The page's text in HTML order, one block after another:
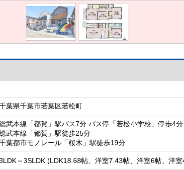
葉県千葉市若葉区若松町
武本線「都賀」駅バス7分 バス停「若松小学校」停歩4分
武本線「都賀」駅徒歩25分
葉都市モノレール「桜木」駅徒歩19分
～3SLDK (LDK18.68帖、洋室7.43帖、洋室6帖、洋